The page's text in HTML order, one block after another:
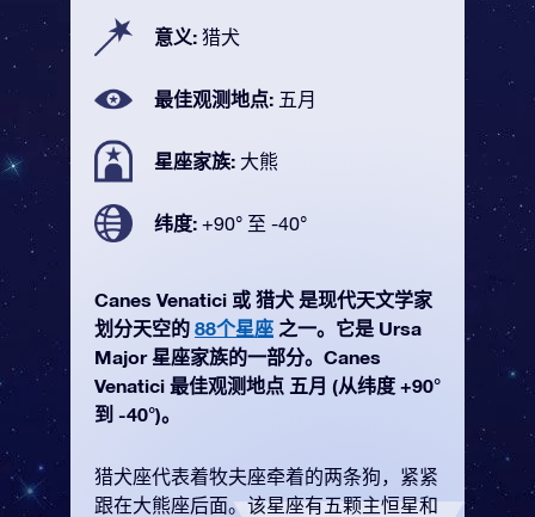
意义: 猎犬
最佳观测地点: 五月
星座家族: 大熊
纬度: +90° 至 -40°
Canes Venatici 或 猎犬 是现代天文学家
划分天空的 88个星座 之一。它是 Ursa
Major 星座家族的一部分。Canes
Venatici 最佳观测地点 五月 (从纬度 +90°
到 -40°)。
猎犬座代表着牧夫座牵着的两条狗，紧紧
跟在大熊座后面。该星座有五颗主恒星和